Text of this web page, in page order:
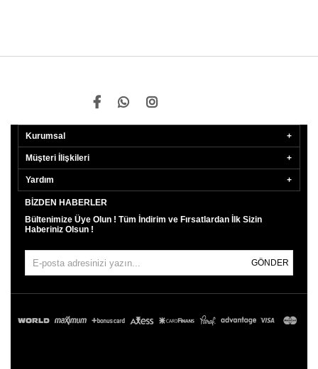
Kurumsal
Müşteri İlişkileri
Yardım
BIZDEN HABERLER
Bültenimize Üye Olun ! Tüm İndirim ve Fırsatlardan İlk Sizin
Haberiniz Olsun !
GÖNDER